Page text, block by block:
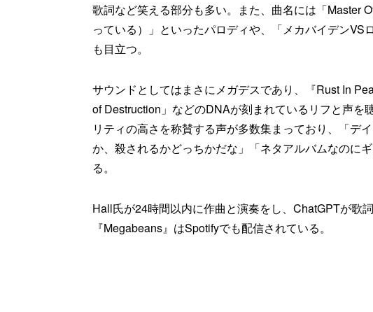
歌詞など笑える部分も多い。また、曲名には「Master
っている）」といったパロディや、「メカバイデン
も目立つ。
サウンドとしてはまさにメガデスであり、『Rust In
of Destruction」などのDNAが刻まれているリフと声を
リティの高さを称賛する声が多数集まっており、「デ
か、殺されるかどっちかだな」「ネタアルバムなのに
る。
Hall氏が24時間以内に作曲と演奏をし、ChatGPTが歌
『Megabeans』はSpotifyでも配信されている。